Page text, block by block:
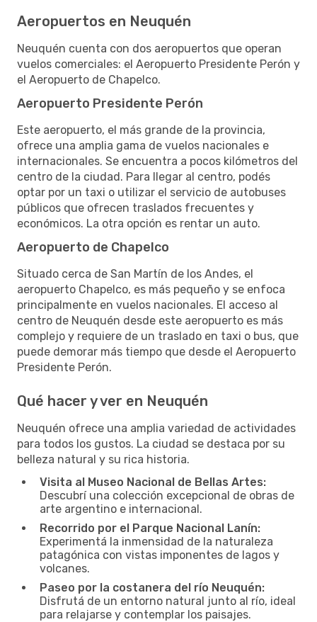
Aeropuertos en Neuquén
Neuquén cuenta con dos aeropuertos que operan
vuelos comerciales: el Aeropuerto Presidente Perón y
el Aeropuerto de Chapelco.
Aeropuerto Presidente Perón
Este aeropuerto, el más grande de la provincia,
ofrece una amplia gama de vuelos nacionales e
internacionales. Se encuentra a pocos kilómetros del
centro de la ciudad. Para llegar al centro, podés
optar por un taxi o utilizar el servicio de autobuses
públicos que ofrecen traslados frecuentes y
económicos. La otra opción es rentar un auto.
Aeropuerto de Chapelco
Situado cerca de San Martín de los Andes, el
aeropuerto Chapelco, es más pequeño y se enfoca
principalmente en vuelos nacionales. El acceso al
centro de Neuquén desde este aeropuerto es más
complejo y requiere de un traslado en taxi o bus, que
puede demorar más tiempo que desde el Aeropuerto
Presidente Perón.
Qué hacer y ver en Neuquén
Neuquén ofrece una amplia variedad de actividades
para todos los gustos. La ciudad se destaca por su
belleza natural y su rica historia.
Visita al Museo Nacional de Bellas Artes:
Descubrí una colección excepcional de obras de
arte argentino e internacional.
Recorrido por el Parque Nacional Lanín:
Experimentá la inmensidad de la naturaleza
patagónica con vistas imponentes de lagos y
volcanes.
Paseo por la costanera del río Neuquén:
Disfrutá de un entorno natural junto al río, ideal
para relajarse y contemplar los paisajes.